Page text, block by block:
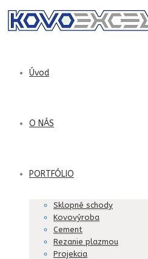
Úvod
O NÁS
PORTFÓLIO
Sklopné schody
Kovovýroba
Cement
Rezanie plazmou
Projekcia